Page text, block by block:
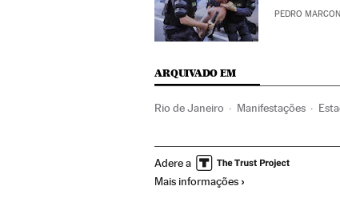
PEDRO
ARQUIVADO EM
Rio de Janeiro Manifestações
América do Sul América Latina
Adere a
Mais informações